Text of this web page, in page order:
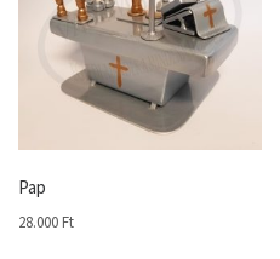
Pap
28.000 Ft